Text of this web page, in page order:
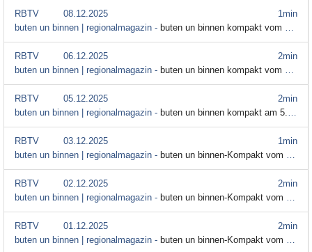
1min
RBTV
08.12.2025
buten un binnen | regionalmagazin - buten un binnen kompakt vom 8. Dezember
2min
RBTV
06.12.2025
buten un binnen | regionalmagazin - buten un binnen kompakt vom 6. Dezember
2min
RBTV
05.12.2025
buten un binnen | regionalmagazin - buten un binnen kompakt am 5. Dezember
1min
RBTV
03.12.2025
buten un binnen | regionalmagazin - buten un binnen-Kompakt vom 3. Dezember 2025
2min
RBTV
02.12.2025
buten un binnen | regionalmagazin - buten un binnen-Kompakt vom 2. Dezember 2025
2min
RBTV
01.12.2025
buten un binnen | regionalmagazin - buten un binnen-Kompakt vom 01. Dezember 2025